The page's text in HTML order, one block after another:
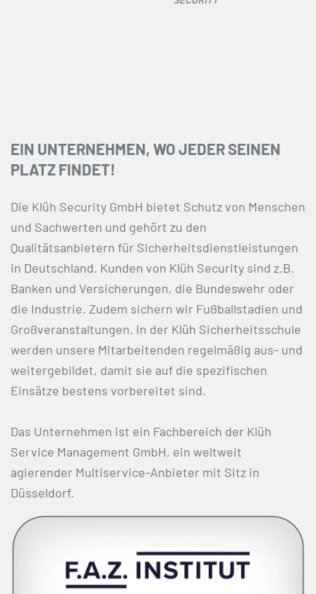
EIN UNTERNEHMEN, WO JEDER SEINEN
PLATZ FINDET!
Die Klüh Security GmbH bietet Schutz von Menschen
und Sachwerten und gehört zu den
Qualitätsanbietern für Sicherheitsdienstleistungen
in Deutschland. Kunden von Klüh Security sind z.B.
Banken und Versicherungen, die Bundeswehr oder
die Industrie. Zudem sichern wir Fußballstadien und
Großveranstaltungen. In der Klüh Sicherheitsschule
werden unsere Mitarbeitenden regelmäßig aus- und
weitergebildet, damit sie auf die spezifischen
Einsätze bestens vorbereitet sind.
Das Unternehmen ist ein Fachbereich der Klüh
Service Management GmbH, ein weltweit
agierender Multiservice-Anbieter mit Sitz in
Düsseldorf.